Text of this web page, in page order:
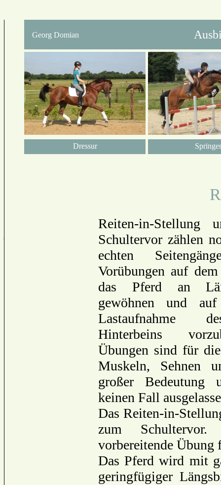
Georg Domian
Dressur
Reiten-in-Stellung
Schultervor zählen
echten
Vorübungen auf
das Pferd an
gewöhnen und
Lastaufnahme
Hinterbeins
Übungen sind für
Muskeln, Sehnen
großer Bedeutung
keinen Fall
Das Reiten-in-
zum
vorbereitende Übung
Das Pferd wird mit
geringfügiger